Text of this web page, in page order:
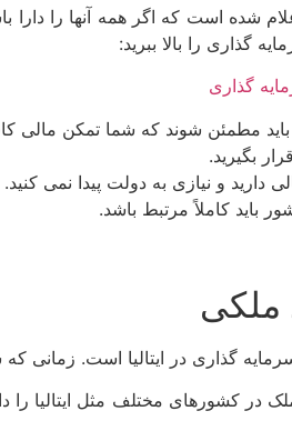
سرمایه‌ گذاری در سال ۲۰۲۴ یک سری شرایط اعلام
گذاری را بالا ببرید:
باید مطمئن شوند که شما تمکن مالی
بگیرید‌.
دارید و نیازی به دولت پیدا نمی‌ کنید.
باید کاملاً مرتبط باشد.
ملکی
سرمایه‌ گذاری در ایتالیا است.
کشورهای مختلف مثل ایتالیا را